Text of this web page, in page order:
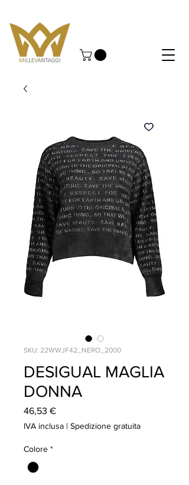
SKU: 22WWJF42_NERO_2000
DESIGUAL MAGLIA
DONNA
46,53 €Prezzo
IVA inclusa | Spedizione gratuita
Colore *